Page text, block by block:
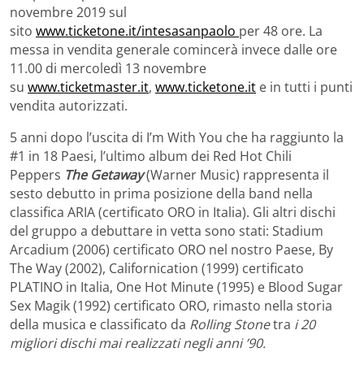
novembre 2019 sul
sito www.ticketone.it/intesasanpaolo per 48 ore. La
messa in vendita generale comincerà invece dalle ore
11.00 di mercoledì 13 novembre
su www.ticketmaster.it, www.ticketone.it e in tutti i punti
vendita autorizzati.
5 anni dopo l’uscita di I’m With You che ha raggiunto la
#1 in 18 Paesi, l’ultimo album dei Red Hot Chili
Peppers The Getaway(Warner Music) rappresenta il
sesto debutto in prima posizione della band nella
classifica ARIA (certificato ORO in Italia). Gli altri dischi
del gruppo a debuttare in vetta sono stati: Stadium
Arcadium (2006) certificato ORO nel nostro Paese, By
The Way (2002), Californication (1999) certificato
PLATINO in Italia, One Hot Minute (1995) e Blood Sugar
Sex Magik (1992) certificato ORO, rimasto nella storia
della musica e classificato da Rolling Stonetra i 20
migliori dischi mai realizzati negli anni ’90.